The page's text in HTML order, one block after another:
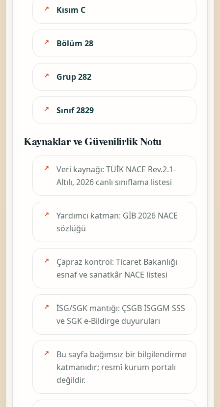
Kısım C
Bölüm 28
Grup 282
Sınıf 2829
Kaynaklar ve Güvenilirlik Notu
Veri kaynağı: TÜİK NACE Rev.2.1-
Altılı, 2026 canlı sınıflama listesi
Yardımcı katman: GİB 2026 NACE
sözlüğü
Çapraz kontrol: Ticaret Bakanlığı
esnaf ve sanatkâr NACE listesi
İSG/SGK mantığı: ÇSGB İSGGM SSS
ve SGK e-Bildirge duyuruları
Bu sayfa bağımsız bir bilgilendirme
katmanıdır; resmî kurum portalı
değildir.